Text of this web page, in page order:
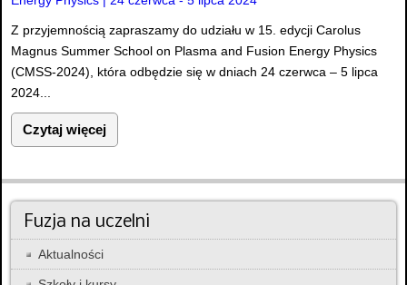
Z przyjemnością zapraszamy do udziału w 15. edycji Carolus
Magnus Summer School on Plasma and Fusion Energy Physics
(CMSS-2024), która odbędzie się w dniach 24 czerwca – 5 lipca
2024...
Czytaj więcej
Fuzja na uczelni
Aktualności